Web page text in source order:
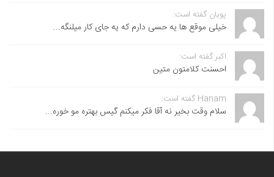
پویان گفته است:
خیلی موقع ها یه حسی دارم که یه جای کار میلنگه...
اکبر گفته است:
احسنت ‌کلامتون متین
Hanam گفته است:
سلام وقت بخیر نه آقا فکر میکنم گیس بهتره مو خوره...